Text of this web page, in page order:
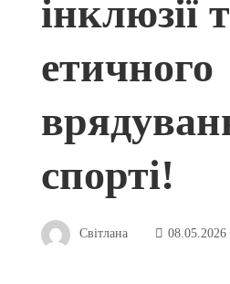
інклюзії
етичного
спорті!
Світлана 08.05.2026